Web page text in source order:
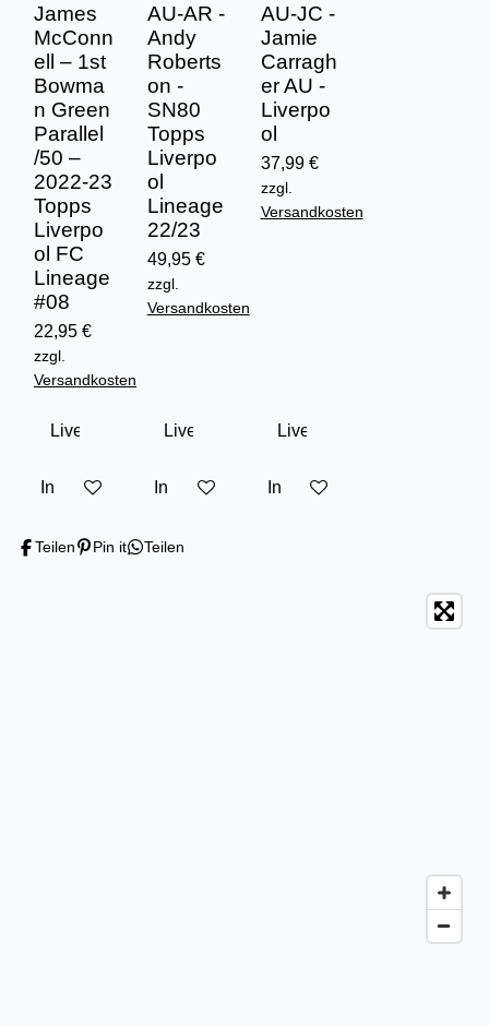
James
McConn
ell – 1st
Bowma
n Green
Parallel
/50 –
2022-23
Topps
Liverpo
ol FC
Lineage
#08
22,95 €
zzgl.
Versandkosten
In den Warenkorb
AU-AR -
Andy
Roberts
on -
SN80
Topps
Liverpo
ol
Lineage
22/23
49,95 €
zzgl.
Versandkosten
In den Warenkorb
AU-JC -
Jamie
Carragh
er AU -
Liverpo
ol
37,99 €
zzgl.
Versandkosten
In den Warenkorb
Teilen Pin it Teilen